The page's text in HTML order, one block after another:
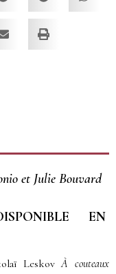
et Julie Bouvard
EN
LeskovÀ couteaux